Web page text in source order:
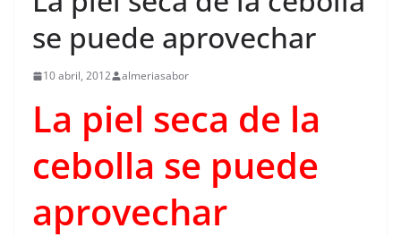
se puede aprovechar
10 abril, 2012 almeriasabor
La piel seca de la
cebolla se puede
aprovechar